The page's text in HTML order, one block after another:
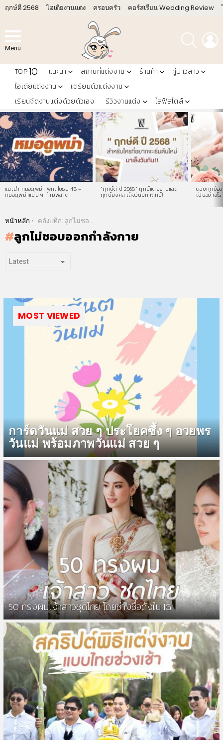
ฤกษ์ดี 2568 ไอเดียงานแต่ง ครอบครัว คอร์สเรียน Wedding Review
Menu
ค้นหา
TOP10 แนะนำ สถานที่แต่งงาน ร้านค้า
คู่บ่าวสาว
ไอเดียแต่งงาน
เตรียมตัวแต่งงาน
เรียนจัดงานแต่งด้วยตัวเอง
รีวิวงานแต่ง ไลฟ์สไตล์
LATEST
STORIES
แนะนำ หมอดูพม่า พหลโยธิน 48 –
หมอดูพม่าแม่น ๆ ห้ามพลาด!
“ฤกษ์ดี ปี 2568” ฤกษ์แต่งงานและ
ฤกษ์มงคล เล็งวันมหาฤกษ์!
ตอบทุกข้อส
เป็นอย่างไร
You are here:
หน้าหลัก คลังแท็ก: ลูกไม่ชอบออกกำลังกาย
ลูกไม่ชอบออกกำลังกาย
MOST VIEWED
การ์ดวันแม่ สวย ๆ ประโยคซึ้ง ๆ อวยพร
วันแม่ พร้อมภาพวันแม่ สวย ๆ
50 ทรงผมเจ้าสาวชุดไทย โดยช่างชื่อดังใน IG